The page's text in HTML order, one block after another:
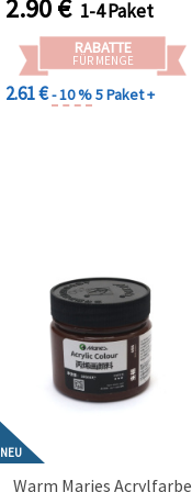
2.90€ 1-4 Paket
RABATTE
FÜR MENGE
2.61 €- 10 %5 Paket +
NEU
Warm Maries Acrylfarbe